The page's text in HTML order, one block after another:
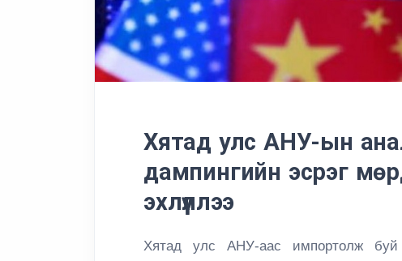
Хятад улс АНУ-ын
дампингийн эсрэг
эхлүүллээ
Хятад улс АНУ-аас импортолж буй